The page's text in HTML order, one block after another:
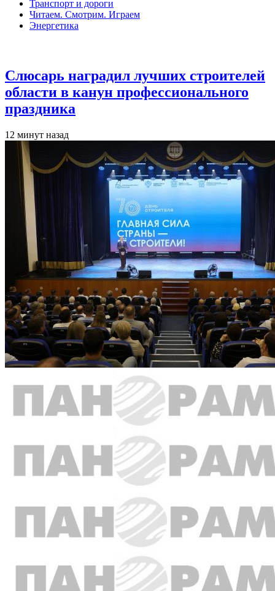
Транспорт и дороги
Читаем. Смотрим. Играем
Энергетика
Слюсарь наградил лучших строителей
области в канун профессионального
праздника
12 минут назад